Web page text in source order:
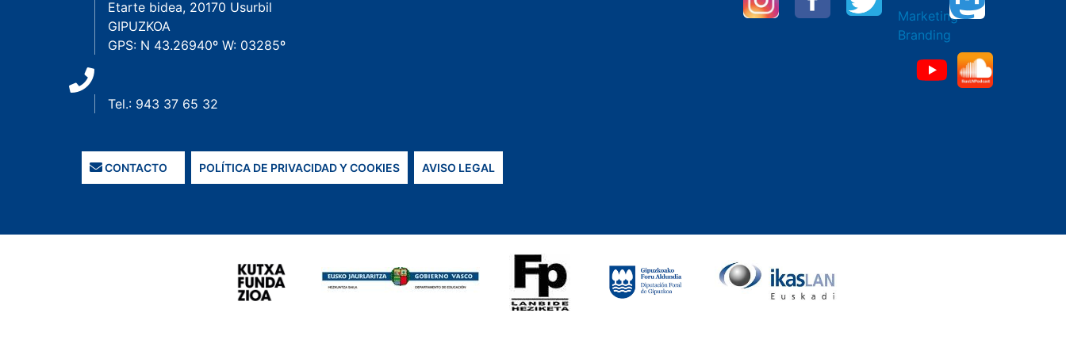
Etarte bidea, 20170 Usurbil
GIPUZKOA
GPS: N 43.26940º W: 03285º
Tel.: 943 37 65 32
CONTACTO POLÍTICA DE PRIVACIDAD Y COOKIES AVISO LEGAL